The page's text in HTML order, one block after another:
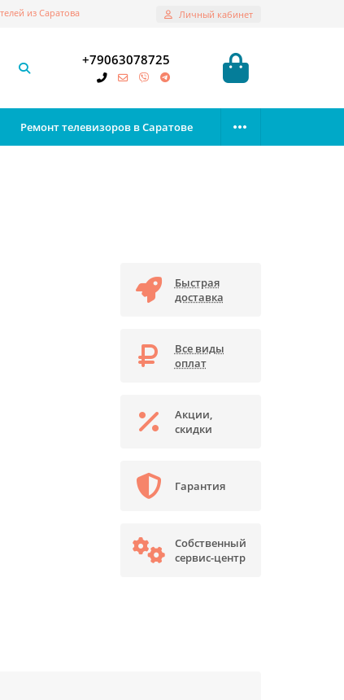
из Саратова Личный кабинет
+79063078725
Ремонт телевизоров в Саратове
Быстрая
доставка
Все виды
оплат
Акции,
скидки
Гарантия
Собственный
сервис-центр